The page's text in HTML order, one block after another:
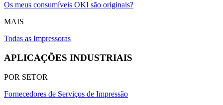
Os meus consumíveis OKI são originais?
MAIS
Todas as Impressoras
APLICAÇÕES INDUSTRIAIS
POR SETOR
Fornecedores de Serviços de Impressão